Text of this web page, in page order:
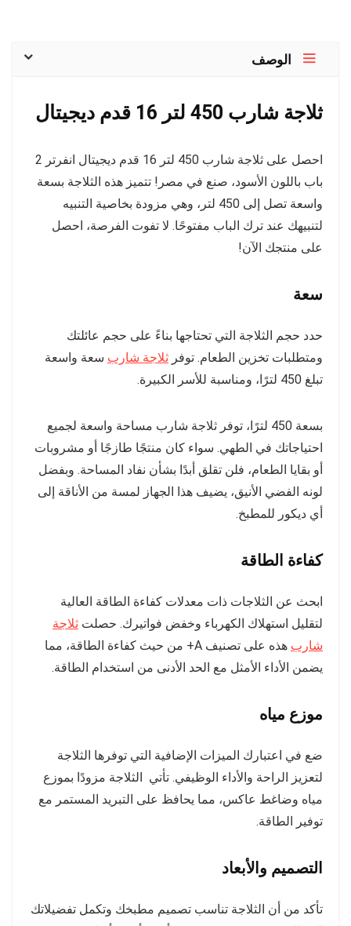
الوصف
ثلاجة شارب 450 لتر 16 قدم ديجيتال
احصل على ثلاجة شارب 450 لتر 16 قدم ديجيتال انفرتر 2
باب باللون الأسود، صنع في مصر! تتميز هذه الثلاجة بسعة
واسعة تصل إلى 450 لتر، وهي مزودة بخاصية التنبيه
لتنبيهك عند ترك الباب مفتوحًا. لا تفوت الفرصة، احصل
على منتجك الآن!
سعة
حدد حجم الثلاجة التي تحتاجها بناءً على حجم عائلتك
ومتطلبات تخزين الطعام. توفر ثلاجة شارب سعة واسعة
تبلغ 450 لترًا، ومناسبة للأسر الكبيرة.
بسعة 450 لترًا، توفر ثلاجة شارب مساحة واسعة لجميع
احتياجاتك في الطهي. سواء كان منتجًا طازجًا أو مشروبات
أو بقايا الطعام، فلن تقلق أبدًا بشأن نفاد المساحة. وبفضل
لونه الفضي الأنيق، يضيف هذا الجهاز لمسة من الأناقة إلى
أي ديكور للمطبخ.
كفاءة الطاقة
ابحث عن الثلاجات ذات معدلات كفاءة الطاقة العالية
لتقليل استهلاك الكهرباء وخفض فواتيرك. حصلت ثلاجة
شارب
هذه على تصنيف A+ من حيث كفاءة الطاقة، مما
يضمن الأداء الأمثل مع الحد الأدنى من استخدام الطاقة.
موزع مياه
ضع في اعتبارك الميزات الإضافية التي توفرها الثلاجة
لتعزيز الراحة والأداء الوظيفي. تأتي الثلاجة مزودًا بموزع
مياه وضاغط عاكس، مما يحافظ على التبريد المستمر مع
توفير الطاقة.
التصميم والأبعاد
تأكد من أن الثلاجة تناسب تصميم مطبخك وتكمل تفضيلاتك